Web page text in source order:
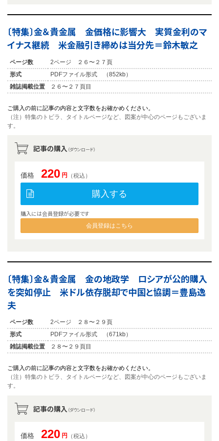
〔特集〕金＆貴金属 金価格に影響大 実質金利のマ
イナス継続 米金融引き締めは当分先＝鈴木敏之
ページ数
2ページ ２６〜２７頁
形式
PDFファイル形式 （852kb）
雑誌掲載位置
２６〜２７頁目
ご購入の前に記事の内容と文字数をお確かめください。
（注）特集のトビラ、タイトルページなど、図案が中心のページもございま
す。
記事の購入 （ダウンロード）
価格 220 円 （税込）
購入する
購入には会員登録が必要です
会員登録はこちら
〔特集〕金＆貴金属 金の地政学 ロシアが公的購入
を突如停止 米ドル依存脱却で中国と協調＝豊島逸
夫
ページ数
2ページ ２８〜２９頁
形式
PDFファイル形式 （671kb）
雑誌掲載位置
２８〜２９頁目
ご購入の前に記事の内容と文字数をお確かめください。
（注）特集のトビラ、タイトルページなど、図案が中心のページもございま
す。
記事の購入 （ダウンロード）
価格 220 円 （税込）